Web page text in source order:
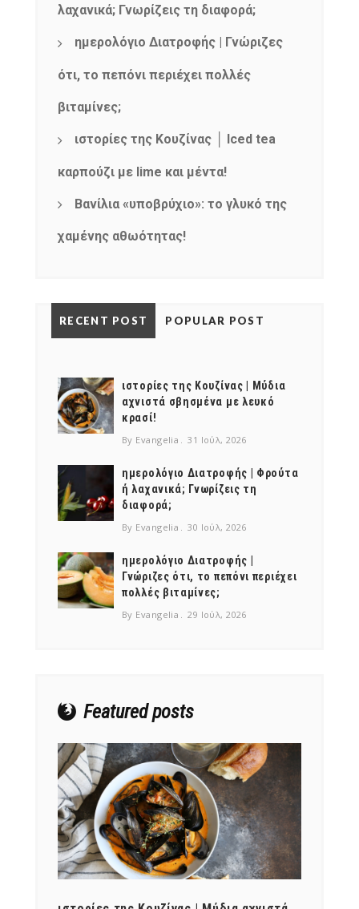
λαχανικά; Γνωρίζεις τη διαφορά;
ημερολόγιο Διατροφής | Γνώριζες
ότι, το πεπόνι περιέχει πολλές
βιταμίνες;
ιστορίες της Κουζίνας │ Iced tea
καρπούζι με lime και μέντα!
Βανίλια «υποβρύχιο»: το γλυκό της
χαμένης αθωότητας!
RECENT POST POPULAR POST
ιστορίες της Κουζίνας | Μύδια
αχνιστά σβησμένα με λευκό
κρασί!
By Evangelia 31 Ιούλ, 2026
ημερολόγιο Διατροφής | Φρούτα
ή λαχανικά; Γνωρίζεις τη
διαφορά;
By Evangelia 30 Ιούλ, 2026
ημερολόγιο Διατροφής |
Γνώριζες ότι, το πεπόνι περιέχει
πολλές βιταμίνες;
By Evangelia 29 Ιούλ, 2026
Featured posts